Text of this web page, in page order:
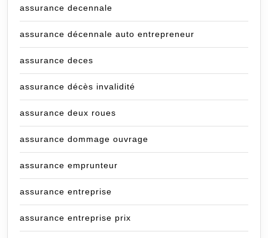
assurance decennale
assurance décennale auto entrepreneur
assurance deces
assurance décès invalidité
assurance deux roues
assurance dommage ouvrage
assurance emprunteur
assurance entreprise
assurance entreprise prix